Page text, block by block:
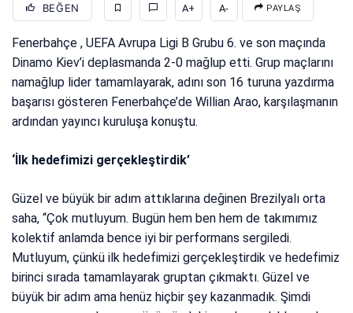
BEĞEN A+ A- PAYLAŞ
Fenerbahçe , UEFA Avrupa Ligi B Grubu 6. ve son maçında
Dinamo Kiev’i deplasmanda 2-0 mağlup etti. Grup maçlarını
namağlup lider tamamlayarak, adını son 16 turuna yazdırma
başarısı gösteren Fenerbahçe’de Willian Arao, karşılaşmanın
ardından yayıncı kuruluşa konuştu.
‘İlk hedefimizi gerçekleştirdik’
Güzel ve büyük bir adım attıklarına değinen Brezilyalı orta
saha, “Çok mutluyum. Bugün hem ben hem de takımımız
kolektif anlamda bence iyi bir performans sergiledi.
Mutluyum, çünkü ilk hedefimizi gerçekleştirdik ve hedefimiz
birinci sırada tamamlayarak gruptan çıkmaktı. Güzel ve
büyük bir adım ama henüz hiçbir şey kazanmadık. Şimdi